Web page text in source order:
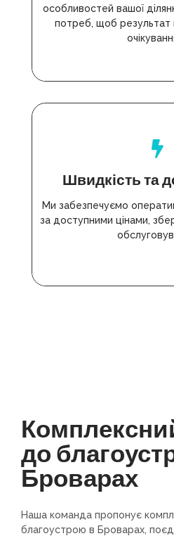
особливостей вашої
потреб, щоб результат
Швидкість та
Ми забезпечуємо
за доступними цінами,
до
Броварах
Наша команда пропонує
благоустрою в Броварах,